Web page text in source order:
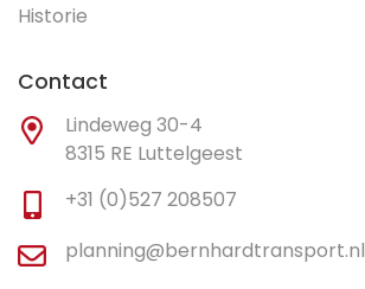
Historie
Contact
Lindeweg 30-4
8315 RE Luttelgeest
+31 (0)527 208507
planning@bernhardtransport.nl